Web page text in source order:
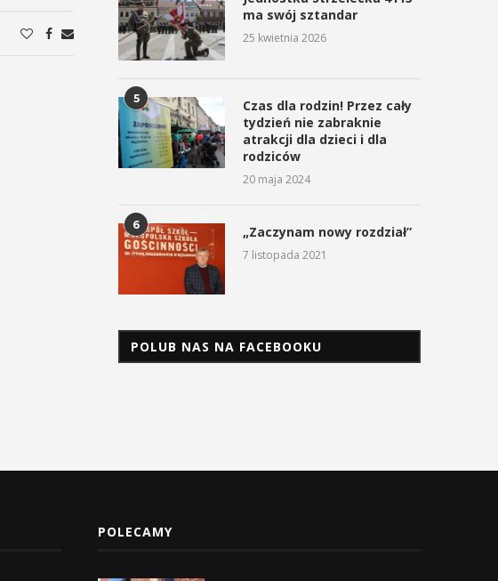
ma swój sztandar
25 kwietnia 2026
5
Czas dla rodzin! Przez cały
tydzień nie zabraknie
atrakcji dla dzieci i dla
rodziców
20 maja 2024
6 „Zaczynam nowy rozdział”
7 listopada 2021
POLUB NAS NA FACEBOOKU
POLECAMY